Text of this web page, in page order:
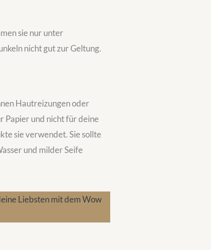
sie nur unter
nicht gut zur Geltung.
Hautreizungen oder
Papier und nicht für deine
sie verwendet. Sie sollte
und milder Seife